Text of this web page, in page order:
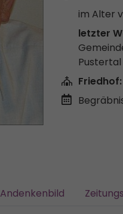
im Alter
letzter
Pustertal
Friedhof:
Andenkenbild